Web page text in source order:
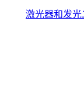
激光器和发光